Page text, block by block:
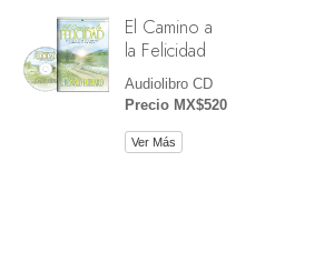
El Camino a
la Felicidad
Audiolibro CD
Precio MX$520
Ver Más